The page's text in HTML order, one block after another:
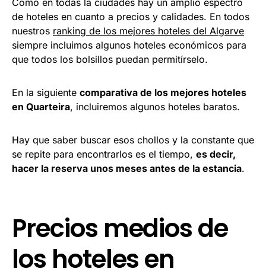
de hoteles en cuanto a precios y calidades. En todos
nuestros ranking de los mejores hoteles del Algarve
siempre incluimos algunos hoteles económicos para
que todos los bolsillos puedan permitírselo.
En la siguiente comparativa de los mejores hoteles
en Quarteira, incluiremos algunos hoteles baratos.
Hay que saber buscar esos chollos y la constante que
se repite para encontrarlos es el tiempo, es decir,
hacer la reserva unos meses antes de la estancia.
Precios medios de
los hoteles en